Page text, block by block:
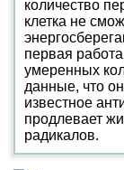
количество
клетка не
первая
умеренных
данные, что
известное
продлевает
радикалов.